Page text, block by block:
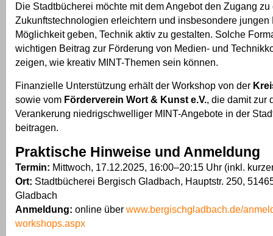
Die Stadtbücherei möchte mit dem Angebot den Zugang
Zukunftstechnologien erleichtern und insbesondere jungen
Möglichkeit geben, Technik aktiv zu gestalten. Solche
wichtigen Beitrag zur Förderung von Medien- und
zeigen, wie kreativ MINT-Themen sein können.
Finanzielle Unterstützung erhält der Workshop von der
sowie vom Förderverein Wort & Kunst e.V., die damit zur
Verankerung niedrigschwelliger MINT-Angebote in der
beitragen.
Praktische Hinweise und Anmeldung
Termin: Mittwoch, 17.12.2025, 16:00–20:15 Uhr (inkl.
Ort: Stadtbücherei Bergisch Gladbach, Hauptstr. 250,
Gladbach
Anmeldung: online über www.bergischgladbach.de/
workshops.aspx